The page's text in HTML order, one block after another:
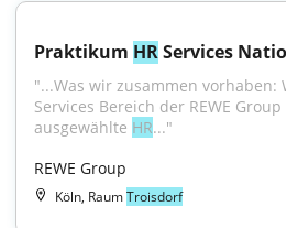
Praktikum HR Services
"...Was wir zusammen vorhaben:
Services Bereich der REWE
ausgewählte HR..."
REWE Group
Köln, RaumTroisdorf